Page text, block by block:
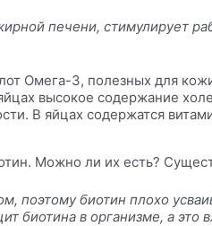
печени, стимулирует
Омега-3, полезных для
высокое содержание
В яйцах содержатся
. Можно ли их есть?
поэтомубиотинплохо
биотина в организме, а это